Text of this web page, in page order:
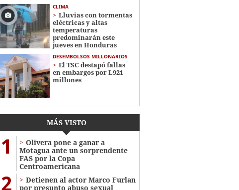
CLIMA
Lluvias con tormentas
eléctricas y altas
temperaturas
predominarán este
jueves en Honduras
DESEMBOLSOS MILLONARIOS
El TSC destapó fallas
en embargos por L921
millones
MÁS VISTO
1
Olivera pone a ganar a
Motagua ante un sorprendente
FAS por la Copa
Centroamericana
2
Detienen al actor Marco Furlan
por presunto abuso sexual